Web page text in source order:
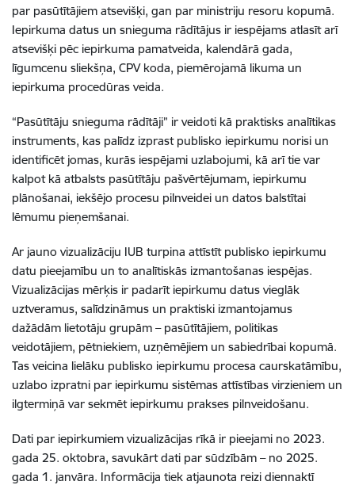
par pasūtītājiem atsevišķi, gan par ministriju resoru kopumā.
Iepirkuma datus un snieguma rādītājus ir iespējams atlasīt arī
atsevišķi pēc iepirkuma pamatveida, kalendārā gada,
līgumcenu sliekšņa, CPV koda, piemērojamā likuma un
iepirkuma procedūras veida.
“Pasūtītāju snieguma rādītāji” ir veidoti kā praktisks analītikas
instruments, kas palīdz izprast publisko iepirkumu norisi un
identificēt jomas, kurās iespējami uzlabojumi, kā arī tie var
kalpot kā atbalsts pasūtītāju pašvērtējumam, iepirkumu
plānošanai, iekšējo procesu pilnveidei un datos balstītai
lēmumu pieņemšanai.
Ar jauno vizualizāciju IUB turpina attīstīt publisko iepirkumu
datu pieejamību un to analītiskās izmantošanas iespējas.
Vizualizācijas mērķis ir padarīt iepirkumu datus vieglāk
uztveramus, salīdzināmus un praktiski izmantojamus
dažādām lietotāju grupām – pasūtītājiem, politikas
veidotājiem, pētniekiem, uzņēmējiem un sabiedrībai kopumā.
Tas veicina lielāku publisko iepirkumu procesa caurskatāmību,
uzlabo izpratni par iepirkumu sistēmas attīstības virzieniem un
ilgtermiņā var sekmēt iepirkumu prakses pilnveidošanu.
Dati par iepirkumiem vizualizācijas rīkā ir pieejami no 2023.
gada 25. oktobra, savukārt dati par sūdzībām – no 2025.
gada 1. janvāra. Informācija tiek atjaunota reizi diennaktī